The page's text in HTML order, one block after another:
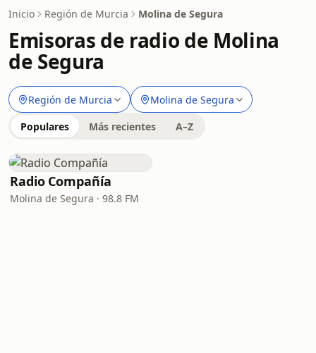
Inicio Región de Murcia Molina de Segura
Emisoras de radio de Molina
de Segura
Región de Murcia Molina de Segura
Populares Más recientes A–Z
Radio Compañía
Molina de Segura · 98.8 FM